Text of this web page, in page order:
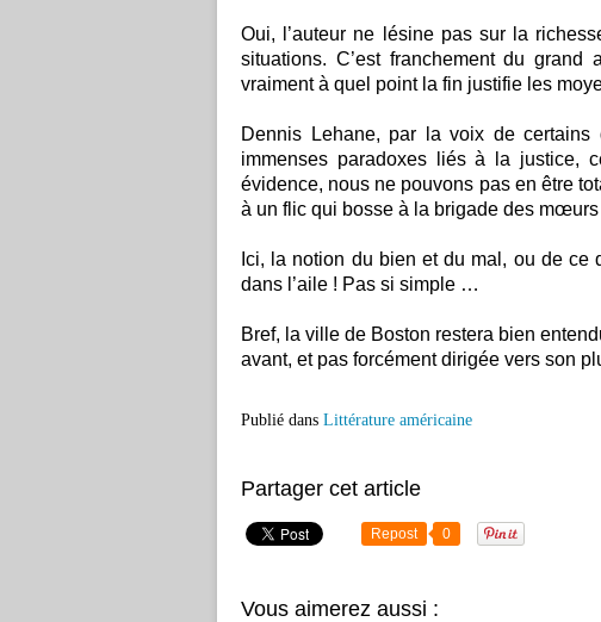
Oui, l’auteur ne lésine pas sur la
situations. C’est franchement du grand
vraiment à quel point la fin justifie les
Dennis Lehane, par la voix de certains
immenses paradoxes liés à la
évidence, nous ne pouvons pas en être
à un flic qui bosse à la brigade des
Ici, la notion du bien et du mal, ou de
dans l’aile ! Pas si simple …
Bref, la ville de Boston restera bien
avant, et pas forcément dirigée vers son
Publié dans Littérature américaine
Partager cet article
Repost 0
Vous aimerez aussi :